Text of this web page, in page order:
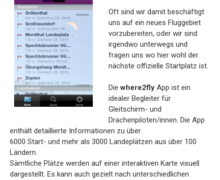
Oft sind wir damit beschäftigt
uns auf ein neues Fluggebiet
vorzubereiten, oder wir sind
irgendwo unterwegs und
fragen uns wo hier wohl der
nächste offizielle Startplatz ist.
Diewhere2flyApp ist ein
idealer Begleiter für
Gleitschirm- und
Drachenpiloten/innen. Die App
enthält detaillierte Informationen zu über
6000 Start- und mehr als 3000 Landeplätzen aus über 100
Ländern.
Sämtliche Plätze werden auf einer interaktiven Karte visuell
dargestellt. Es kann auch gezielt nach unterschiedlichen